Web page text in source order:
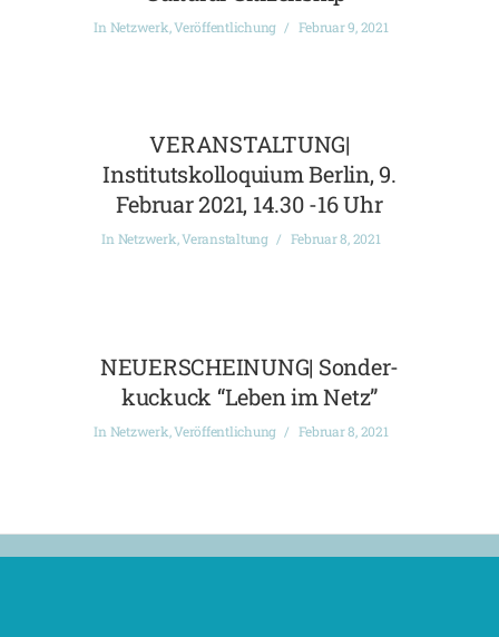
In Netzwerk,Veröffentlichung Februar 9, 2021
VERANSTALTUNG|
Institutskolloquium Berlin, 9.
Februar 2021, 14.30 -16 Uhr
In Netzwerk,Veranstaltung Februar 8, 2021
NEUERSCHEINUNG| Sonder-
kuckuck “Leben im Netz”
In Netzwerk,Veröffentlichung Februar 8, 2021